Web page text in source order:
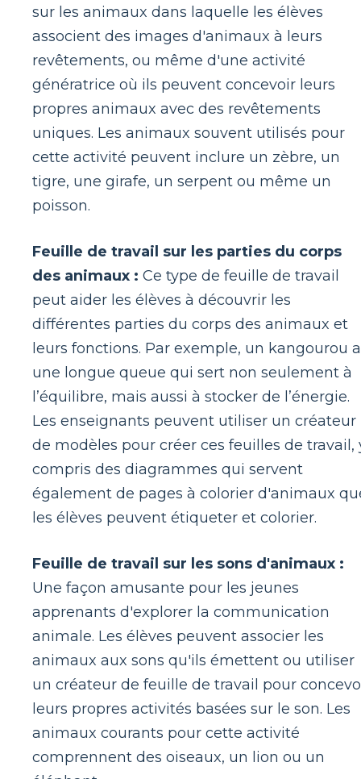
sur les animaux dans laquelle les élèves
associent des images d'animaux à leurs
revêtements, ou même d'une activité
génératrice où ils peuvent concevoir leurs
propres animaux avec des revêtements
uniques. Les animaux souvent utilisés pour
cette activité peuvent inclure un zèbre, un
tigre, une girafe, un serpent ou même un
poisson.
Feuille de travail sur les parties du corps
des animaux : Ce type de feuille de travail
peut aider les élèves à découvrir les
différentes parties du corps des animaux et
leurs fonctions. Par exemple, un kangourou a
une longue queue qui sert non seulement à
l’équilibre, mais aussi à stocker de l’énergie.
Les enseignants peuvent utiliser un créateur
de modèles pour créer ces feuilles de travail,
compris des diagrammes qui servent
également de pages à colorier d'animaux
les élèves peuvent étiqueter et colorier.
Feuille de travail sur les sons d'animaux :
Une façon amusante pour les jeunes
apprenants d'explorer la communication
animale. Les élèves peuvent associer les
animaux aux sons qu'ils émettent ou utiliser
un créateur de feuille de travail pour
leurs propres activités basées sur le son. Les
animaux courants pour cette activité
comprennent des oiseaux, un lion ou un